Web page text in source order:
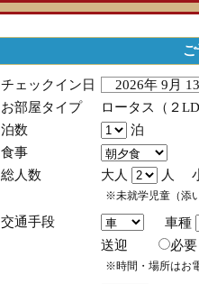
チェックイン日
2026年 9月
お部屋タイプ
ロータス（２
泊数
泊
食事
総人数
大人 人
※未就学児童（添
交通手段
車種
送迎
※時間・場所はお